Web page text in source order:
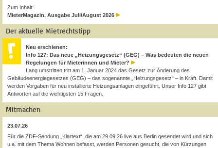
Zum Inhalt:
MieterMagazin, Ausgabe Juli/August 2026
Der aktuelle Mietrechtstipp
Neu erschienen:
Info 127: Das neue „Heizungsgesetz“ (GEG) – Was bedeuten die neuen
Regelungen für Mieterinnen und Mieter?
Lang umstritten tritt am 1. Januar 2024 das Gesetz zur Änderung des
Gebäudeenergiegesetzes (GEG) – das sogenannte „Heizungsgesetz“ – in Kraft. Damit
werden Vorgaben für neu installierte Heizungsanlagen eingeführt. Unser Info 127 gibt
Antworten auf die wichtigsten 15 Fragen.
Mitmachen
23.07.26
Für die ZDF-Sendung „Klartext“, die am 29.09.26 live aus Berlin gesendet wird und sich
u.a. mit dem Thema Wohnen befasst, werden Personen gesucht, die von Kürzungen